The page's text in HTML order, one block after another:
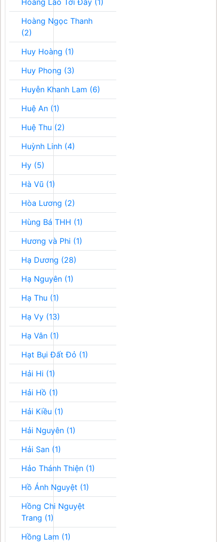
Hoàng Lão Tới Đây (1)
Hoàng Ngọc Thanh
(2)
Huy Hoàng (1)
Huy Phong (3)
Huyễn Khanh Lam (6)
Huệ An (1)
Huệ Thu (2)
Huỳnh Linh (4)
Hy (5)
Hà Vũ (1)
Hòa Lương (2)
Hùng Bá THH (1)
Hương và Phi (1)
Hạ Dương (28)
Hạ Nguyên (1)
Hạ Thu (1)
Hạ Vy (13)
Hạ Vân (1)
Hạt Bụi Đất Đỏ (1)
Hải Hi (1)
Hải Hồ (1)
Hải Kiều (1)
Hải Nguyên (1)
Hải San (1)
Hảo Thánh Thiện (1)
Hồ Ánh Nguyệt (1)
Hồng Chi Nguyệt
Trang (1)
Hồng Lam (1)